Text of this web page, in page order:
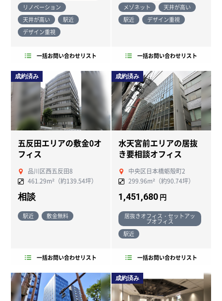
リノベーション
天井が高い
駅近
デザイン重視
一括お問い合わせリスト
メゾネット
天井が高い
駅近
デザイン重視
一括お問い合わせリスト
成約済み
五反田エリアの敷金0オ
フィス
品川区西五反田8
461.29m²（約139.54坪）
相談
駅近 敷金無料
一括お問い合わせリスト
成約済み
水天宮前エリアの居抜
き要相談オフィス
中央区日本橋蛎殻町2
299.96m²（約90.74坪）
1,451,680 円
居抜きオフィス・セットアッ
プオフィス
駅近
一括お問い合わせリスト
成約済み